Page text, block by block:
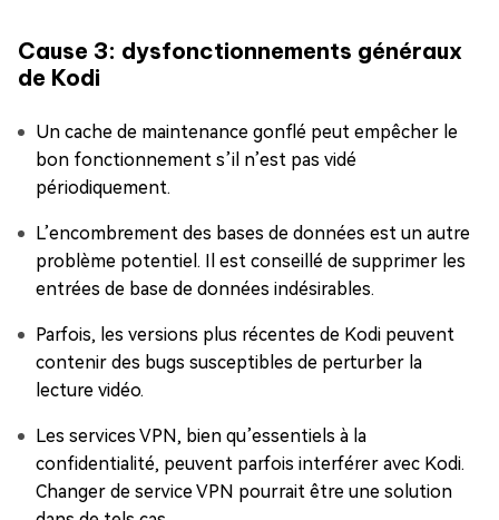
Cause 3: dysfonctionnements généraux
de Kodi
Un cache de maintenance gonflé peut empêcher le
bon fonctionnement s’il n’est pas vidé
périodiquement.
L’encombrement des bases de données est un autre
problème potentiel. Il est conseillé de supprimer les
entrées de base de données indésirables.
Parfois, les versions plus récentes de Kodi peuvent
contenir des bugs susceptibles de perturber la
lecture vidéo.
Les services VPN, bien qu’essentiels à la
confidentialité, peuvent parfois interférer avec Kodi.
Changer de service VPN pourrait être une solution